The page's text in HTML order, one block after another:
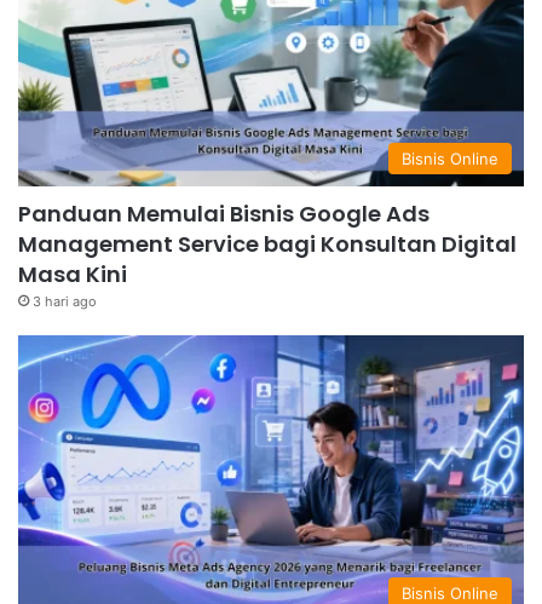
Bisnis Online
Panduan Memulai Bisnis Google Ads
Management Service bagi Konsultan Digital
Masa Kini
3 hari ago
Bisnis Online